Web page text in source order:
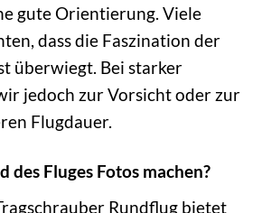
gute Orientierung. Viele
dass die Faszination der
überwiegt. Bei starker
jedoch zur Vorsicht oder zur
Flugdauer.
des Fluges Fotos machen?
Rundflug bietet